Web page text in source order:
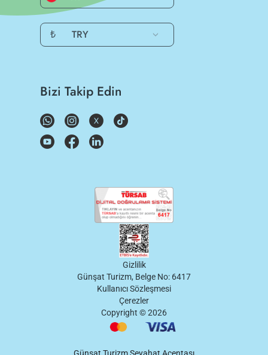
₺ TRY
Bizi Takip Edin
Gizlilik
Günşat Turizm, Belge No: 6417
Kullanıcı Sözleşmesi
Çerezler
Copyright ©2026